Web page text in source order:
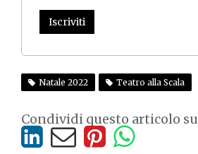
Iscriviti
Natale 2022 Teatro alla Scala
Condividi questo articolo su